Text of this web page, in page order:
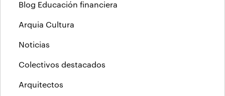
Blog Educación financiera
Arquia Cultura
Noticias
Colectivos destacados
Arquitectos